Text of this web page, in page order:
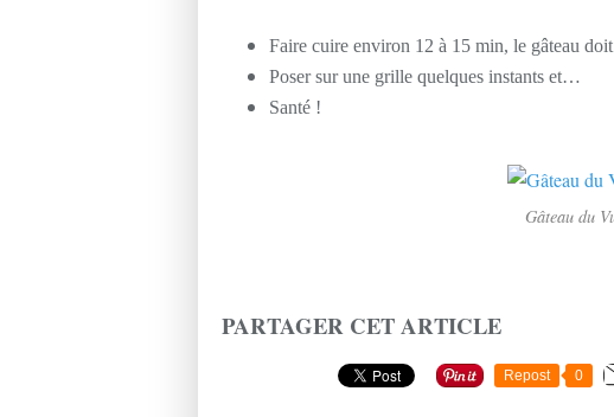
Faire cuire environ 12 à 15 min, le gâteau
Poser sur une grille quelques instants et…
Santé !
Gâteau du
PARTAGER CET ARTICLE
Repost 0